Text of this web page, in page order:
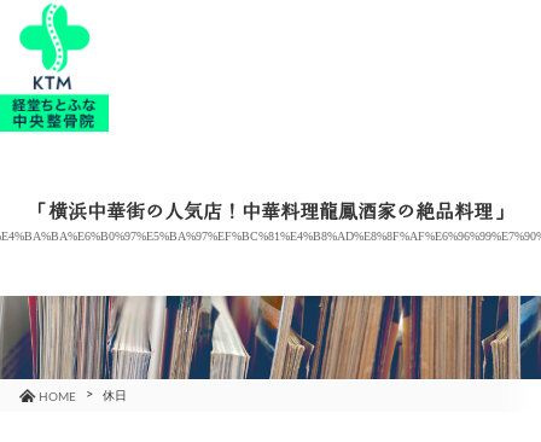
「横浜中華街の人気店！中華料理龍鳳酒家の絶品料理」
HOME 休日
お知らせ
ブログ
コラム